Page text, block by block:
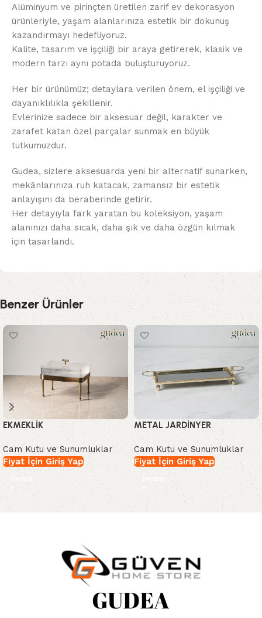
Alüminyum ve pirinçten üretilen zarif ev dekorasyon
ürünleriyle, yaşam alanlarınıza estetik bir dokunuş
kazandırmayı hedefliyoruz.
Kalite, tasarım ve işçiliği bir araya getirerek, klasik ve
modern tarzı aynı potada buluşturuyoruz.
Her bir ürünümüz; detaylara verilen önem, el işçiliği ve
dayanıklılıkla şekillenir.
Evlerinize sadece bir aksesuar değil, karakter ve
zarafet katan özel parçalar sunmak en büyük
tutkumuzdur.
Gudea, sizlere aksesuarda yeni bir alternatif sunarken,
mekânlarınıza ruh katacak, zamansız bir estetik
anlayışını da beraberinde getirir.
Her detayıyla fark yaratan bu koleksiyon, yaşam
alanınızı daha sıcak, daha şık ve daha özgün kılmak
için tasarlandı.
Benzer Ürünler
EKMEKLİK
Cam Kutu ve Sunumluklar
Fiyat İçin Giriş Yap
İncele
METAL JARDİNYER
Cam Kutu ve Sunumluklar
Fiyat İçin Giriş Yap
İncele
Read More